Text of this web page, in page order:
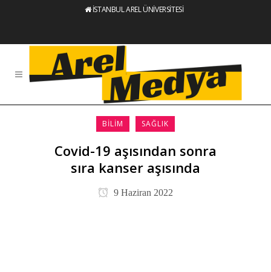
İSTANBUL AREL ÜNİVERSİTESİ
BILIM SAĞLIK
Covid-19 aşısından sonra
sıra kanser aşısında
9 Haziran 2022